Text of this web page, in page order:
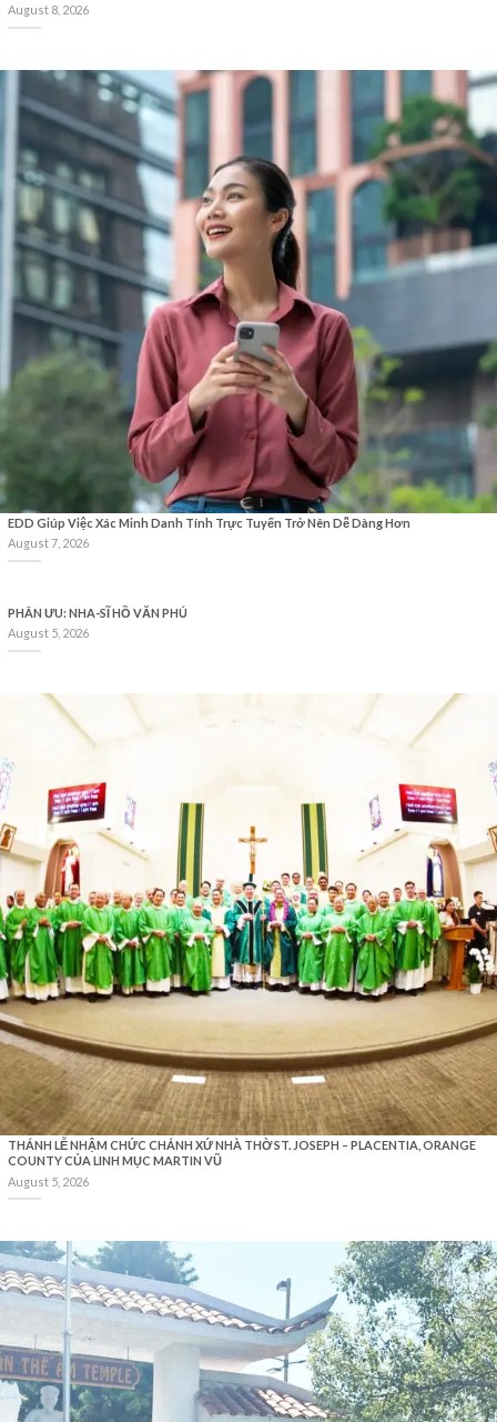
August 8, 2026
EDD Giúp Việc Xác Minh Danh Tính Trực Tuyến Trở Nên Dễ Dàng Hơn
August 7, 2026
PHÂN ƯU: NHA-SĨ HỒ VĂN PHÚ
August 5, 2026
THÁNH LỄ NHẬM CHỨC CHÁNH XỨ NHÀ THỜ ST. JOSEPH – PLACENTIA, ORANGE
COUNTY CỦA LINH MỤC MARTIN VŨ
August 5, 2026